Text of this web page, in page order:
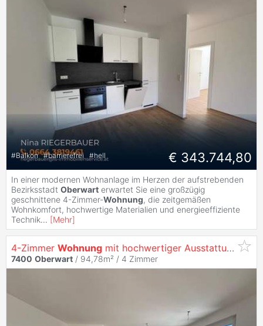
#Balkon #barrierefrei #hell € 343.744,80
In einer modernen Wohnanlage im Herzen der aufstrebenden
Bezirksstadt Oberwart erwartet Sie eine großzügig
geschnittene 4-Zimmer-Wohnung, die zeitgemäßen
Wohnkomfort, hochwertige Materialien und energieeffiziente
Technik... [Mehr]
4-Zimmer Wohnung mit hochwertiger Ausstattung und großzügiger Loggia mit Blick über
7400 Oberwart / 94,78m² / 4 Zimmer